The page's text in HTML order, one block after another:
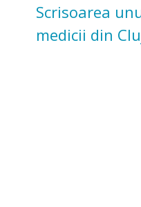
Scrisoarea
medicii din